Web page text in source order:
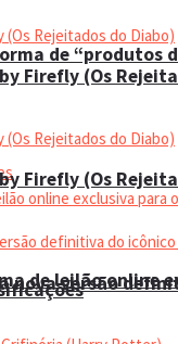
de “produtos
de leilão online
Firefly (Os
Firefly (Os
nova versão